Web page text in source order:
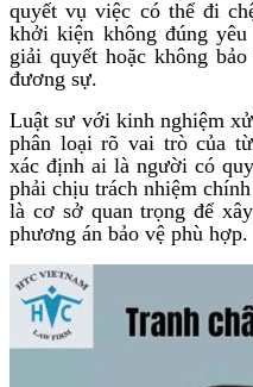
quyết vụ việc có thể đi
khởi kiện không đúng
giải quyết hoặc không
đương sự.
Luật sư với kinh nghiệm
phân loại rõ vai trò của
xác định ai là người có
phải chịu trách nhiệm
là cơ sở quan trọng để
phương án bảo vệ phù hợp.